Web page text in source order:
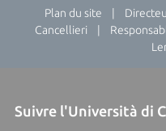
Plan du site | Directeur
Cancellieri |
Suivre l'Università di